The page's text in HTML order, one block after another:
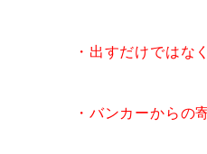
・出すだけではな
・バンカーからの